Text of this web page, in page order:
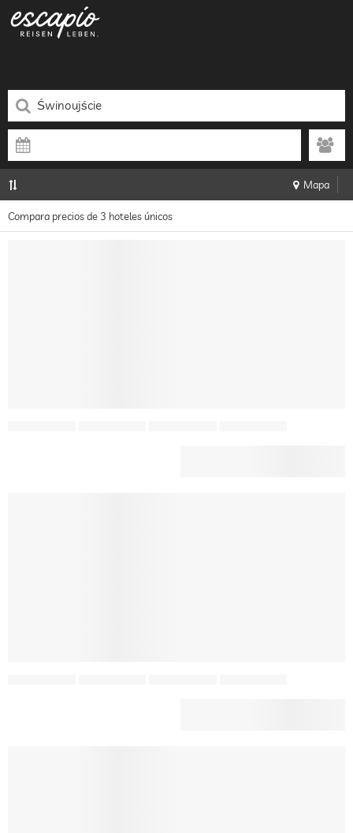
Mapa
Compara precios de 3 hoteles únicos